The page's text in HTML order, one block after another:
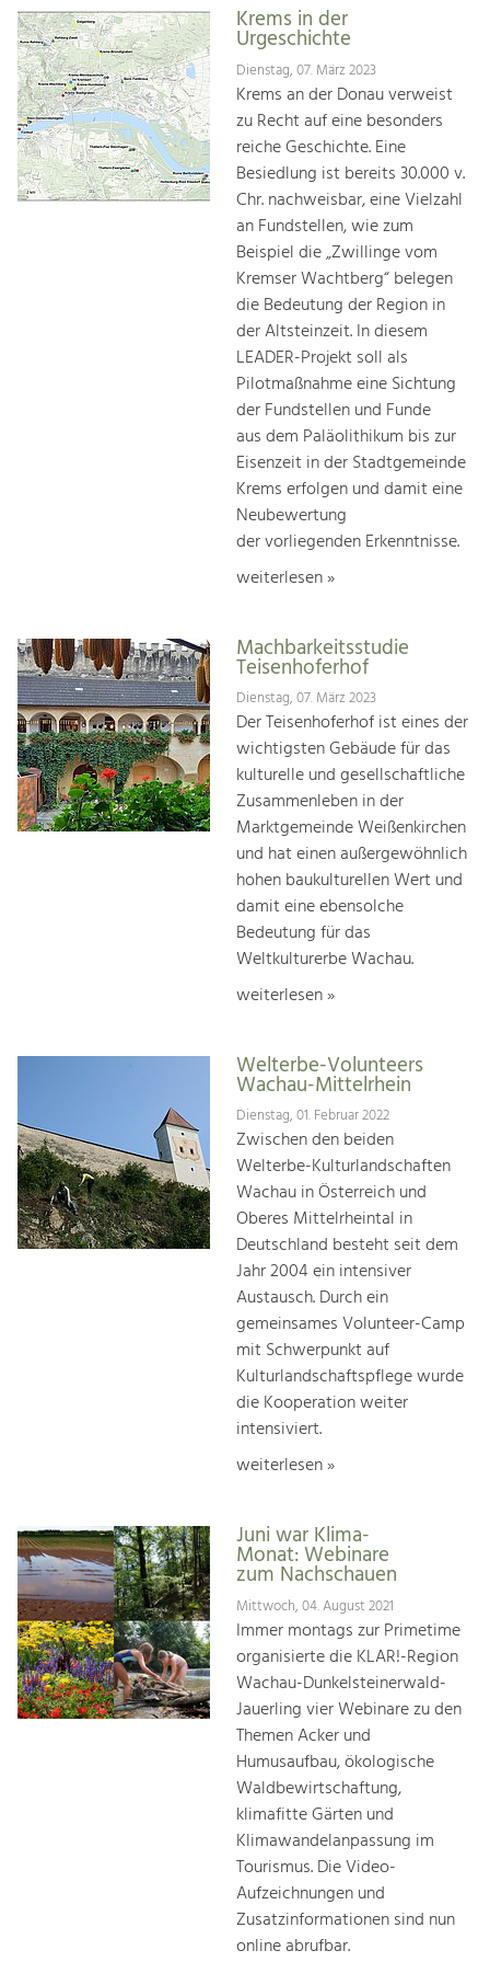
Krems in der
Urgeschichte
Dienstag, 07. März 2023
Krems an der Donau verweist
zu Recht auf eine besonders
reiche Geschichte. Eine
Besiedlung ist bereits 30.000 v.
Chr. nachweisbar, eine Vielzahl
an Fundstellen, wie zum
Beispiel die „Zwillinge vom
Kremser Wachtberg“ belegen
die Bedeutung der Region in
der Altsteinzeit. In diesem
LEADER-Projekt soll als
Pilotmaßnahme eine Sichtung
der Fundstellen und Funde
aus dem Paläolithikum bis zur
Eisenzeit in der Stadtgemeinde
Krems erfolgen und damit eine
Neubewertung
der vorliegenden Erkenntnisse.
weiterlesen »
Machbarkeitsstudie
Teisenhoferhof
Dienstag, 07. März 2023
Der Teisenhoferhof ist eines der
wichtigsten Gebäude für das
kulturelle und gesellschaftliche
Zusammenleben in der
Marktgemeinde Weißenkirchen
und hat einen außergewöhnlich
hohen baukulturellen Wert und
damit eine ebensolche
Bedeutung für das
Weltkulturerbe Wachau.
weiterlesen »
Welterbe-Volunteers
Wachau-Mittelrhein
Dienstag, 01. Februar 2022
Zwischen den beiden
Welterbe-Kulturlandschaften
Wachau in Österreich und
Oberes Mittelrheintal in
Deutschland besteht seit dem
Jahr 2004 ein intensiver
Austausch. Durch ein
gemeinsames Volunteer-Camp
mit Schwerpunkt auf
Kulturlandschaftspflege wurde
die Kooperation weiter
intensiviert.
weiterlesen »
Juni war Klima-
Monat: Webinare
zum Nachschauen
Mittwoch, 04. August 2021
Immer montags zur Primetime
organisierte die KLAR!-Region
Wachau-Dunkelsteinerwald-
Jauerling vier Webinare zu den
Themen Acker und
Humusaufbau, ökologische
Waldbewirtschaftung,
klimafitte Gärten und
Klimawandelanpassung im
Tourismus. Die Video-
Aufzeichnungen und
Zusatzinformationen sind nun
online abrufbar.